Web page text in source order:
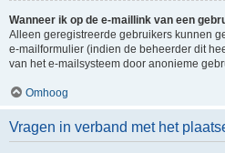
Wanneer ik op de e-maillink van een
Alleen geregistreerde gebruikers kunnen
e-mailformulier (indien de beheerder dit
van het e-mailsysteem door anonieme
Omhoog
Vragen in verband met het